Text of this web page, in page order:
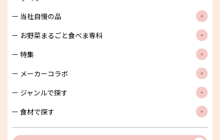
当社自慢の品
お野菜まるごと食べま専科
特集
メーカーコラボ
ジャンルで探す
食材で探す